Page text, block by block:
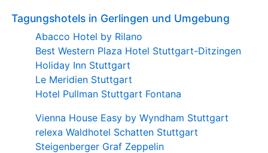
Tagungshotels in Gerlingen und Umgebung
Abacco Hotel by Rilano
Best Western Plaza Hotel Stuttgart-Ditzingen
Holiday Inn Stuttgart
Le Meridien Stuttgart
Hotel Pullman Stuttgart Fontana
Vienna House Easy by Wyndham Stuttgart
relexa Waldhotel Schatten Stuttgart
Steigenberger Graf Zeppelin